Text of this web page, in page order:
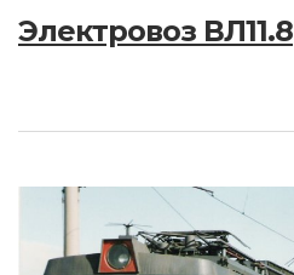
Электровоз ВЛ11.8